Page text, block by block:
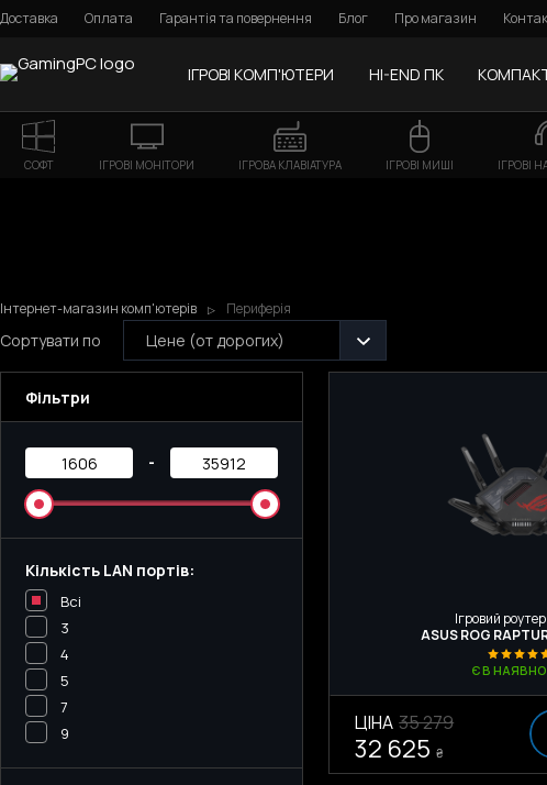
Доставка Оплата Гарантія та повернення Блог Про магазин
ІГРОВІ КОМП'ЮТЕРИ HI-END ПК
СОФТ ІГРОВІ МОНІТОРИ ІГРОВА КЛАВІАТУРА ІГРОВІ МИШІ ІГРОВІ
Інтернет-магазин комп'ютерів Периферія
Сортувати по Цене (от дорогих)
Фільтри
-
Кількість LAN портів:
Всі
3
4
5
7
9
Ігровий
ASUS ROG
Є В
ЦІНА 35 279
32 625 ₴